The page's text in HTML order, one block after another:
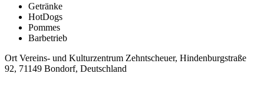
Getränke
HotDogs
Pommes
Barbetrieb
Ort Vereins- und Kulturzentrum Zehntscheuer, Hindenburgstraße
92, 71149 Bondorf, Deutschland